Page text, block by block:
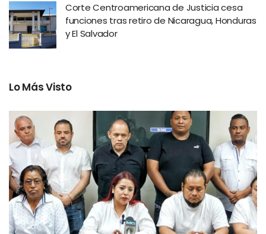
Corte Centroamericana de Justicia cesa
funciones tras retiro de Nicaragua, Honduras
y El Salvador
Lo Más Visto